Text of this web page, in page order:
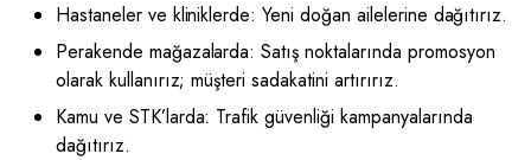
Hastaneler ve kliniklerde: Yeni doğan ailelerine dağıtırız.
Perakende mağazalarda: Satış noktalarında promosyon
olarak kullanırız; müşteri sadakatini artırırız.
Kamu ve STK’larda: Trafik güvenliği kampanyalarında
dağıtırız.